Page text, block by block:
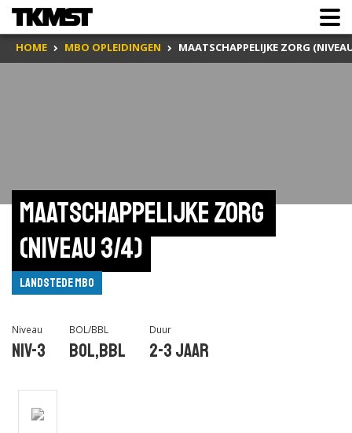
HOME MBO OPLEIDINGEN MAATSCHAPPELIJKE ZORG
Maatschappelijke Zorg
(niveau 3/4)
Landstede MBO
Niveau
Niv-3
BOL/BBL
BOL,BBL
Duur
2-3 jaar